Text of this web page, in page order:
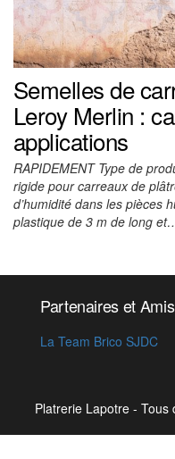
Semelles de
Leroy Merlin :
applications
RAPIDEMENT Type de
rigide pour carreaux de
d’humidité dans les pièces
plastique de 3 m de long
Partenaires et Amis
La Team Brico SJDC
Platrerie Lapotre - Tous